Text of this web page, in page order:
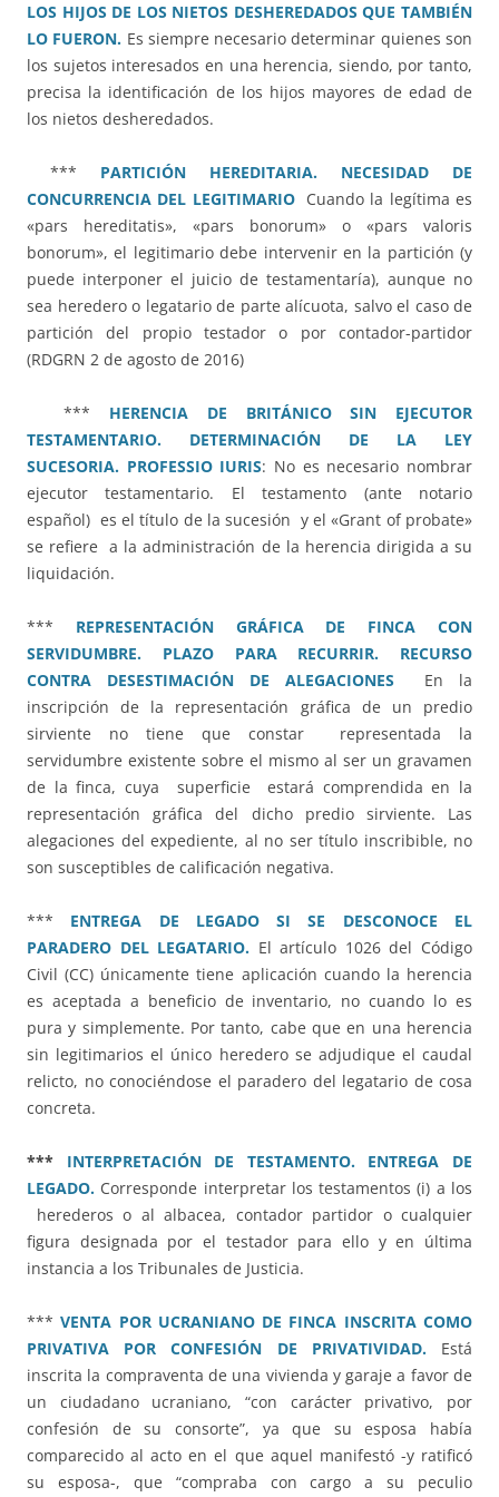
LOS HIJOS DE LOS NIETOS DESHEREDADOS QUE TAMBIÉN
LO FUERON. Es siempre necesario determinar quienes son
los sujetos interesados en una herencia, siendo, por tanto,
precisa la identificación de los hijos mayores de edad de
los nietos desheredados.
*** PARTICIÓN HEREDITARIA. NECESIDAD DE
CONCURRENCIA DEL LEGITIMARIO Cuando la legítima es
«pars hereditatis», «pars bonorum» o «pars valoris
bonorum», el legitimario debe intervenir en la partición (y
puede interponer el juicio de testamentaría), aunque no
sea heredero o legatario de parte alícuota, salvo el caso de
partición del propio testador o por contador-partidor
(RDGRN 2 de agosto de 2016)
*** HERENCIA DE BRITÁNICO SIN EJECUTOR
TESTAMENTARIO. DETERMINACIÓN DE LA LEY
SUCESORIA. PROFESSIO IURIS: No es necesario nombrar
ejecutor testamentario. El testamento (ante notario
español) es el título de la sucesión y el «Grant of probate»
se refiere a la administración de la herencia dirigida a su
liquidación.
*** REPRESENTACIÓN GRÁFICA DE FINCA CON
SERVIDUMBRE. PLAZO PARA RECURRIR. RECURSO
CONTRA DESESTIMACIÓN DE ALEGACIONES En la
inscripción de la representación gráfica de un predio
sirviente no tiene que constar representada la
servidumbre existente sobre el mismo al ser un gravamen
de la finca, cuya superficie estará comprendida en la
representación gráfica del dicho predio sirviente. Las
alegaciones del expediente, al no ser título inscribible, no
son susceptibles de calificación negativa.
*** ENTREGA DE LEGADO SI SE DESCONOCE EL
PARADERO DEL LEGATARIO. El artículo 1026 del Código
Civil (CC) únicamente tiene aplicación cuando la herencia
es aceptada a beneficio de inventario, no cuando lo es
pura y simplemente. Por tanto, cabe que en una herencia
sin legitimarios el único heredero se adjudique el caudal
relicto, no conociéndose el paradero del legatario de cosa
concreta.
*** INTERPRETACIÓN DE TESTAMENTO. ENTREGA DE
LEGADO. Corresponde interpretar los testamentos (i) a los
herederos o al albacea, contador partidor o cualquier
figura designada por el testador para ello y en última
instancia a los Tribunales de Justicia.
***VENTA POR UCRANIANO DE FINCA INSCRITA COMO
PRIVATIVA POR CONFESIÓN DE PRIVATIVIDAD.Está
inscrita la compraventa de una vivienda y garaje a favor de
un ciudadano ucraniano, “con carácter privativo, por
confesión de su consorte”, ya que su esposa había
comparecido al acto en el que aquel manifestó -y ratificó
su esposa-, que “compraba con cargo a su peculio